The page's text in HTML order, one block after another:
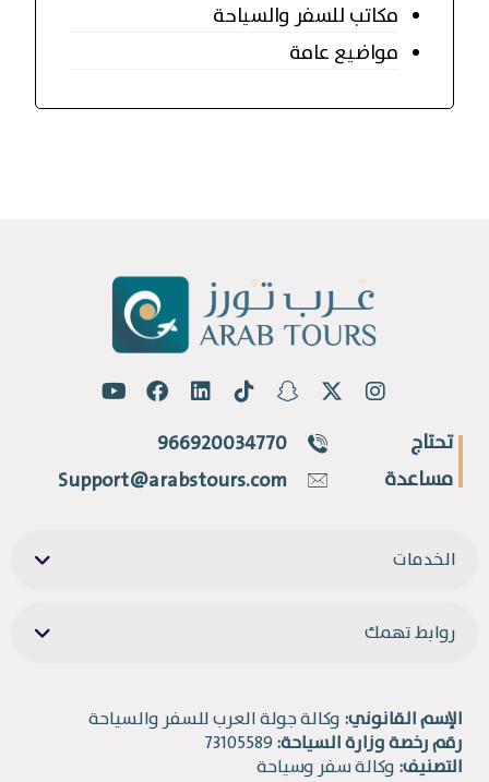
مكاتب للسفر والسياحة
مواضيع عامة
تحتاج
مساعدة
966920034770
Support@arabstours.com
الخدمات
روابط تهمك
الإسم القانوني: وكالة جولة العرب للسفر والسياحة
رقم رخصة وزارة السياحة:
التصنيف: وكالة سفر وسياحة